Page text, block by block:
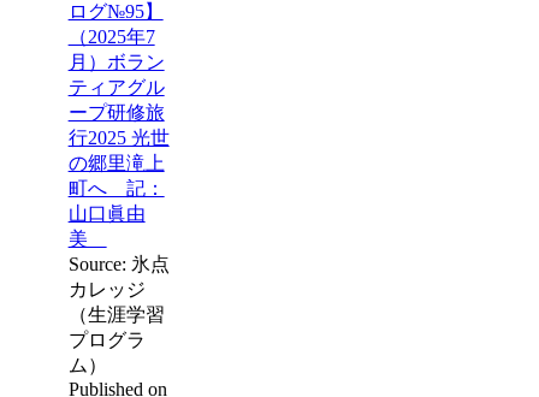
ログ№95】
（2025年7
月）ボラン
ティアグル
ープ研修旅
行2025 光世
の郷里滝上
町へ 記：
山口眞由
美
Source: 氷点
カレッジ
（生涯学習
プログラ
ム）
Published on